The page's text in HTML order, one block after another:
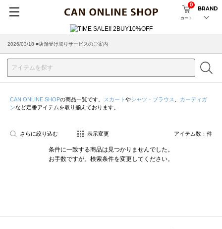
カート
0
BRAND
2026/03/18 ■店舗受け取りサービスのご案内
CAN ONLINE SHOPの商品一覧です。 スカート やシャツ・ブラウス
カーディガ
ンなど定番アイテムを取り揃えております。
さらに絞り込む 表示変更 アイテム数： 件
条件に一致する商品は見つかりませんでした。
お手数ですが、検索条件を変更してください。